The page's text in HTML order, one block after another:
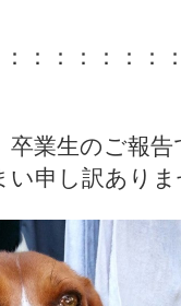
：：：：：：：
卒業生のご報告
い申し訳あり